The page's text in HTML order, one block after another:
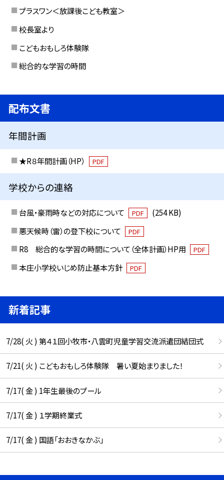
プラスワン＜放課後こども教室＞
校長室より
こどもおもしろ体験隊
総合的な学習の時間
配布文書
年間計画
★R８年間計画（HP） PDF
学校からの連絡
台風・豪雨時などの対応について PDF
(254 KB)
悪天候時（雷）の登下校について
PDF
R8 総合的な学習の時間について（全体計画）HP用 PDF
本庄小学校いじめ防止基本方針 PDF
新着記事
7/28( 火 ) 第４１回小牧市・八雲町児童学習交流派遣団結団式
7/21( 火 ) こどもおもしろ体験隊 暑い夏始まりました！
7/17( 金 ) 1年生最後のプール
7/17( 金 ) １学期終業式
7/17( 金 ) 国語「おおきなかぶ」